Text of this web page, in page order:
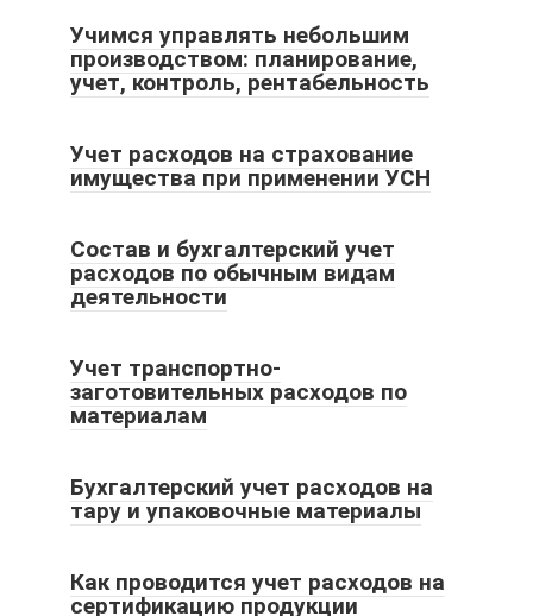
Учимся управлять небольшим
производством: планирование,
учет, контроль, рентабельность
Учет расходов на страхование
имущества при применении УСН
Состав и бухгалтерский учет
расходов по обычным видам
деятельности
Учет транспортно-
заготовительных расходов по
материалам
Бухгалтерский учет расходов на
тару и упаковочные материалы
Как проводится учет расходов на
сертификацию продукции